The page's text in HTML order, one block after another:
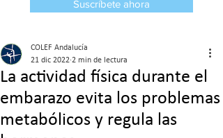
Suscríbete ahora
La actividad física durante el
embarazo evita los problemas
metabólicos y regula las
COLEF Andalucía
21 dic 2022 2 min de lectura